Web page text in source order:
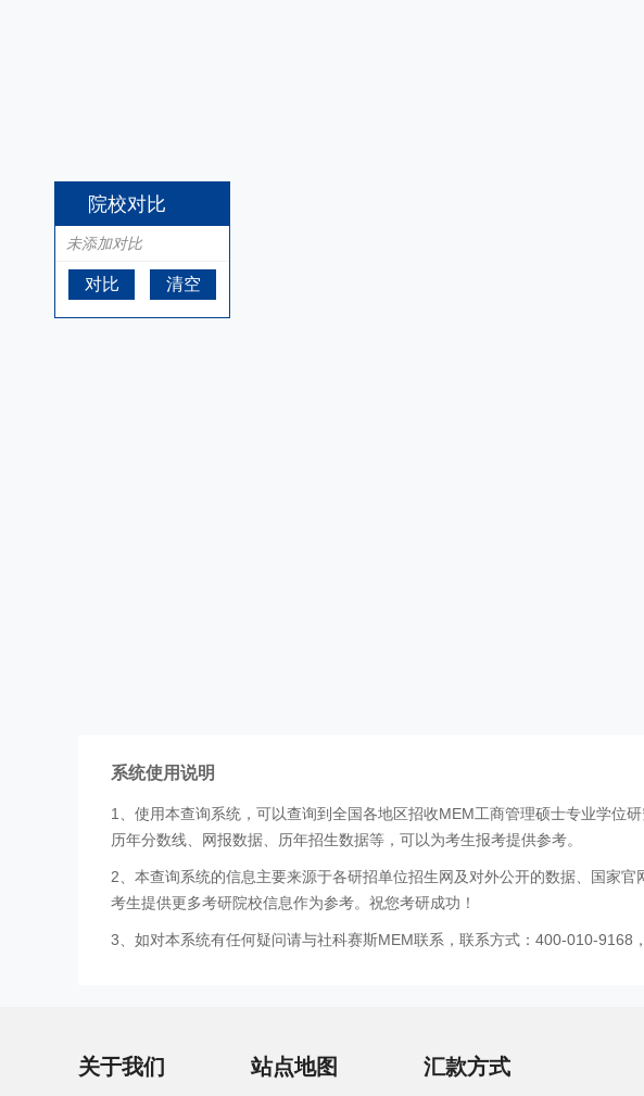
系统使用说明
1、使用本查询系统，可以查询到全国各地区招收MEM工商管理硕士专业学位
历年分数线、网报数据、历年招生数据等，可以为考生报考提供参考。
2、本查询系统的信息主要来源于各研招单位招生网及对外公开的数据、国家
考生提供更多考研院校信息作为参考。祝您考研成功！
3、如对本系统有任何疑问请与社科赛斯MEM联系，联系方式：400-010-9168
院校对比
未添加对比
对比 清空
关于我们 站点地图 汇款方式